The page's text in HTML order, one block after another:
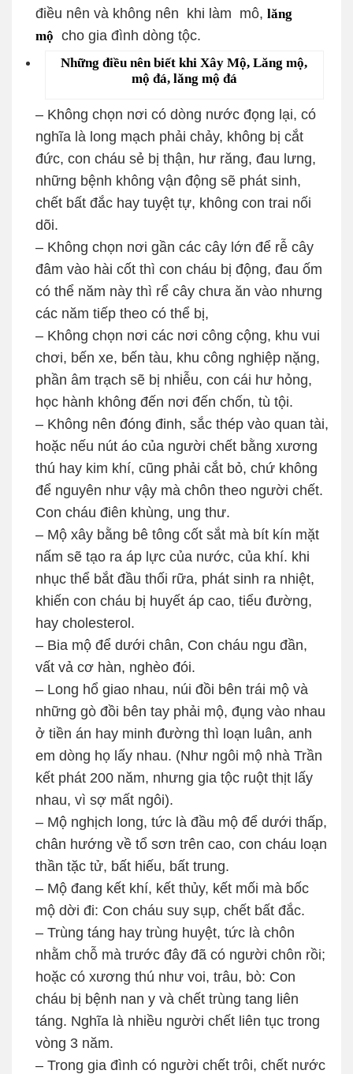
điều nên và không nên khi làm mô, lăng
mộ
cho gia đình dòng tộc.
Những điều nên biết khi Xây Mộ, Lăng mộ,
mộ đá, lăng mộ đá
– Không chọn nơi có dòng nước đọng lại, có
nghĩa là long mạch phải chảy, không bị cắt
đức, con cháu sẻ bị thận, hư răng, đau lưng,
những bệnh không vận động sẽ phát sinh,
chết bất đắc hay tuyệt tự, không con trai nối
dõi.
– Không chọn nơi gần các cây lớn để rễ cây
đâm vào hài cốt thì con cháu bị động, đau ốm
có thể năm này thì rể cây chưa ăn vào nhưng
các năm tiếp theo có thể bị,
– Không chọn nơi các nơi công cộng, khu vui
chơi, bến xe, bến tàu, khu công nghiệp nặng,
phần âm trạch sẽ bị nhiễu, con cái hư hỏng,
học hành không đến nơi đến chốn, tù tội.
– Không nên đóng đinh, sắc thép vào quan tài,
hoặc nếu nút áo của người chết bằng xương
thú hay kim khí, cũng phải cắt bỏ, chứ không
để nguyên như vậy mà chôn theo người chết.
Con cháu điên khùng, ung thư.
– Mộ xây bằng bê tông cốt sắt mà bít kín mặt
nấm sẽ tạo ra áp lực của nước, của khí. khi
nhục thể bắt đầu thối rữa, phát sinh ra nhiệt,
khiến con cháu bị huyết áp cao, tiểu đường,
hay cholesterol.
– Bia mộ để dưới chân, Con cháu ngu đần,
vất vả cơ hàn, nghèo đói.
– Long hổ giao nhau, núi đồi bên trái mộ và
những gò đồi bên tay phải mộ, đụng vào nhau
ở tiền án hay minh đường thì loạn luân, anh
em dòng họ lấy nhau. (Như ngôi mộ nhà Trần
kết phát 200 năm, nhưng gia tộc ruột thịt lấy
nhau, vì sợ mất ngôi).
– Mộ nghịch long, tức là đầu mộ để dưới thấp,
chân hướng về tổ sơn trên cao, con cháu loạn
thần tặc tử, bất hiếu, bất trung.
– Mộ đang kết khí, kết thủy, kết mối mà bốc
mộ dời đi: Con cháu suy sụp, chết bất đắc.
– Trùng táng hay trùng huyệt, tức là chôn
nhằm chỗ mà trước đây đã có người chôn rồi;
hoặc có xương thú như voi, trâu, bò: Con
cháu bị bệnh nan y và chết trùng tang liên
táng. Nghĩa là nhiều người chết liên tục trong
vòng 3 năm.
– Trong gia đình có người chết trôi, chết nước